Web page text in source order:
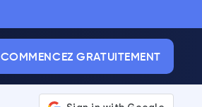
COMMENCEZ GRATUITEMENT